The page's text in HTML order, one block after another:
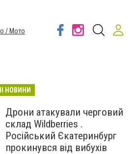
/ Мото
НОВИНИ
Дрони атакували черговий
склад Wildberries .
Російський Єкатеринбург
прокинувся від вибухів